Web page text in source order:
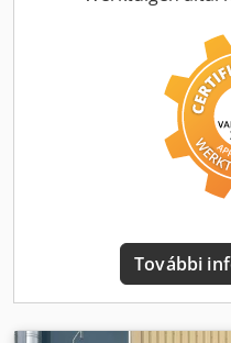
szívórendszer (aktívszenes
autofókusz rendszer - a
meghatározására szolgáló
állapot kijelzéséhez
jelölőszoftver (opcionális
lézer (egyszerű előnézet,
(egyszerű fókuszbeállítás)
270 mm - Elektromosan
beállítása) - Alumínium
rendszerrel - Méretek:
További